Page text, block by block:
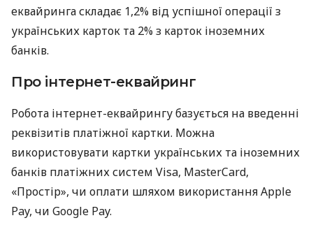
еквайринга складає 1,2% від успішної операції з
українських карток та 2% з карток іноземних
банків.
Про інтернет-еквайринг
Робота інтернет-еквайрингу базується на введенні
реквізитів платіжної картки. Можна
використовувати картки українських та іноземних
банків платіжних систем Visa, MasterCard,
«Простір», чи оплати шляхом використання Apple
Pay, чи Google Pay.